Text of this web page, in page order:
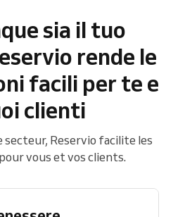
sia il tuo
rende le
facili per te e
clienti
Reservio facilite les
vous et vos clients.